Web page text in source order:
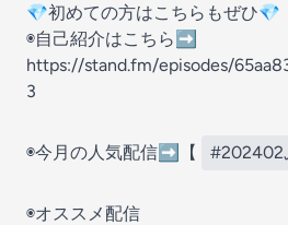
💎初めての方はこちらもぜひ💎
◉自己紹介はこちら➡️
https://stand.fm/episodes/
3
◉今月の人気配信➡️【 #202402
◉オススメ配信